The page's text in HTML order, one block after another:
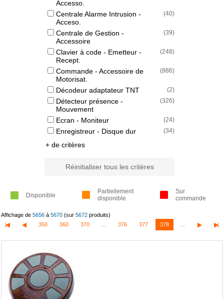
Accesso.
Centrale Alarme Intrusion -
Acceso.
(40)
Centrale de Gestion -
Accessoire
(39)
Clavier à code - Emetteur -
Recept.
(248)
Commande - Accessoire de
Motorisat.
(886)
Décodeur adaptateur TNT (2)
Détecteur présence -
Mouvement
(326)
Ecran - Moniteur (24)
Enregistreur - Disque dur (34)
+ de critères
Réinitialiser tous les critères
Disponible
Partiellement
disponible
Sur
commande
Affichage de 5656 à 5670 (sur 5672 produits)
350
360 370 376 377 378